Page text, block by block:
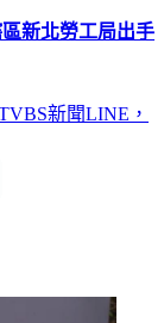
新北勞工局出手